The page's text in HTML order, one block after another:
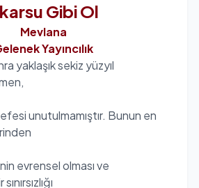
Gibi Ol
Mevlana
Yayıncılık
yaklaşık sekiz yüzyıl
unutulmamıştır. Bunun en
evrensel olması ve